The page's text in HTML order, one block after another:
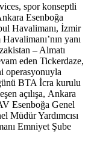
spor konseptli
Esenboğa
Havalimanı, İzmir
yanı
– Almatı
eden Tickerdaze,
operasyonuyla
BTA İcra kurulu
açılışa, Ankara
Esenboğa Genel
Müdür Yardımcısı
Emniyet Şube